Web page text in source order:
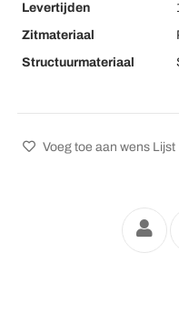
Levertijden
Zitmateriaal
Structuurmateriaal
Voeg toe aan wens Lijst